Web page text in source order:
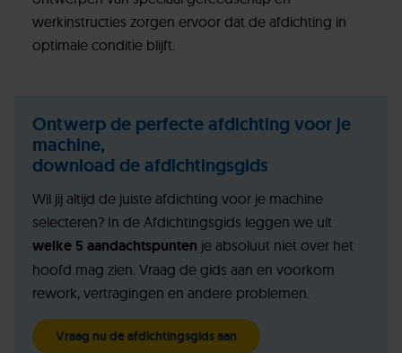
werkinstructies zorgen ervoor dat de afdichting in
optimale conditie blijft.
Ontwerp de perfecte afdichting voor je
machine,
download de afdichtingsgids
Wil jij altijd de juiste afdichting voor je machine
selecteren? In de Afdichtingsgids leggen we uit
welke 5 aandachtspunten je absoluut niet over het
hoofd mag zien. Vraag de gids aan en voorkom
rework, vertragingen en andere problemen.
Vraag nu de afdichtingsgids aan